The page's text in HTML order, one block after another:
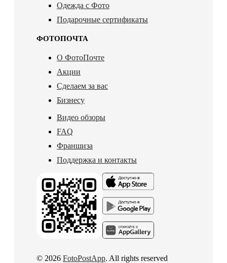
Одежда с Фото
Подарочные сертификаты
ФОТОПОЧТА
О ФотоПочте
Акции
Сделаем за вас
Бизнесу
Видео обзоры
FAQ
Франшиза
Поддержка и контакты
© 2026 FotoPostApp. All rights reserved